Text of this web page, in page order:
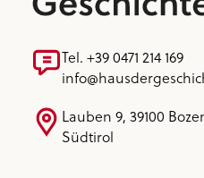
Tel. +39 0471 214 169
Lauben 9, 39100
Südtirol